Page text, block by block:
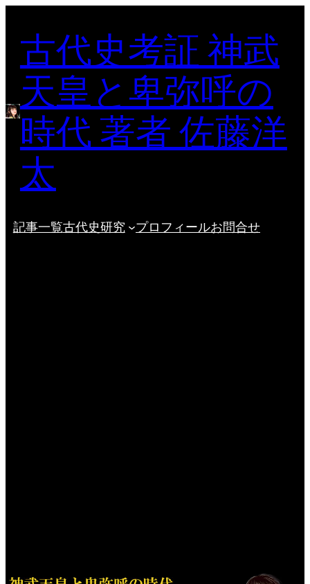
ッ
古代史考証 神武
天皇と卑弥呼の
時代 著者 佐藤洋
太
記事一覧古代史研究 プロフィールお問合せ